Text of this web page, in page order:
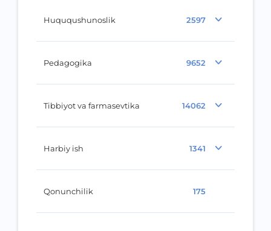
Huququshunoslik 2597
Pedagogika 9652
Tibbiyot va farmasevtika 14062
Harbiy ish 1341
Qonunchilik 175